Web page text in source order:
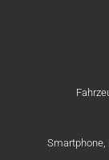
Smartphone,